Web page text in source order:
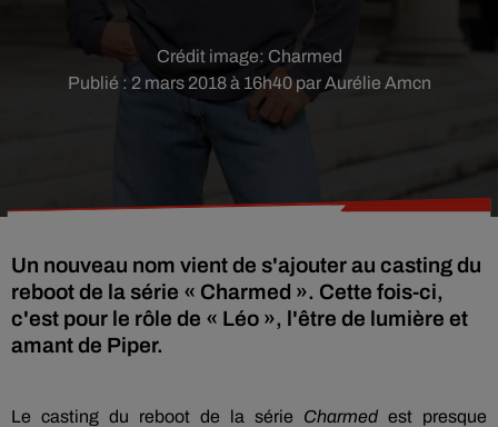
Publié : 2 mars 2018 à 16h40 par Aurélie Amcn
Crédit image: Charmed
Un nouveau nom vient de s'ajouter au casting du
reboot de la série « Charmed ». Cette fois-ci,
c'est pour le rôle de « Léo », l'être de lumière et
amant de Piper.
Le casting du reboot de la série Charmed est presque